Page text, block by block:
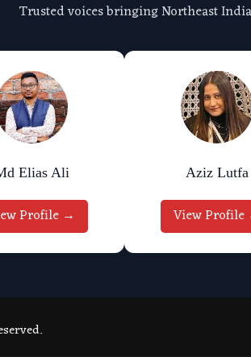
Trusted voices bringing Northeast
Elias Ali
Profile →
Aziz Lutfa
View Profile